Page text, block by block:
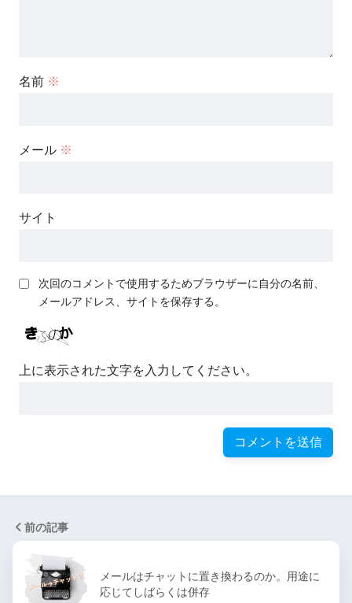
名前 ※
メール ※
サイト
次回のコメントで使用するためブラウザーに自分の名前、
メールアドレス、サイトを保存する。
上に表示された文字を入力してください。
前の記事
メールはチャットに置き換わるのか。用途に
応じてしばらくは併存